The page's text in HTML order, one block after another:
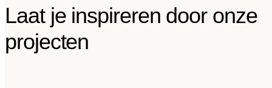
Laat je inspireren door onze
projecten